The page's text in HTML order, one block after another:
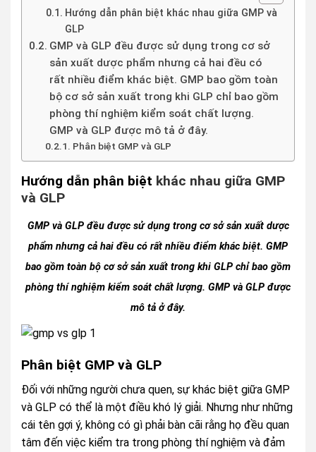
Hướng dẫn phân biệt khác nhau giữa GMP và
GLP
GMP và GLP đều được sử dụng trong cơ sở
sản xuất dược phẩm nhưng cả hai đều có
rất nhiều điểm khác biệt. GMP bao gồm toàn
bộ cơ sở sản xuất trong khi GLP chỉ bao gồm
phòng thí nghiệm kiểm soát chất lượng.
GMP và GLP được mô tả ở đây.
Phân biệt GMP và GLP
Hướng dẫn phân biệt khác nhau giữa GMP
và GLP
GMP và GLP đều được sử dụng trong cơ sở sản xuất dược
phẩm nhưng cả hai đều có rất nhiều điểm khác biệt. GMP
bao gồm toàn bộ cơ sở sản xuất trong khi GLP chỉ bao gồm
phòng thí nghiệm kiểm soát chất lượng. GMP và GLP được
mô tả ở đây.
Phân biệt GMP và GLP
Đối với những người chưa quen, sự khác biệt giữa GMP
và GLP có thể là một điều khó lý giải. Nhưng như những
cái tên gợi ý, không có gì phải bàn cãi rằng họ đều quan
tâm đến việc kiểm tra trong phòng thí nghiệm và đảm